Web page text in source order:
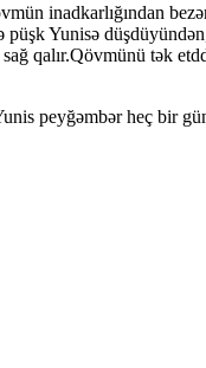
inadkarlığından
Yunisə
qalır.Qövmünü tək
peyğəmbər heç bir